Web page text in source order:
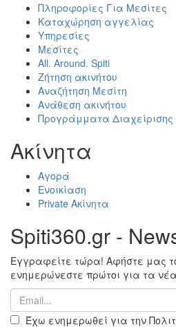
Πληροφορίες Για Μεσίτες
Καταχώρηση αγγελίας
Υπηρεσίες
Μεσίτες
All. Around. Spiti
Ζήτηση ακινήτου
Αναζήτηση Μεσίτη
Ανάθεση ακινήτου
Προγράμματα Διαχείρισης
Ακίνητα
Αγορά
Ενοικίαση
Private Ακίνητα
Spiti360.gr -
Εγγραφείτε τώρα! Αφήστε μας
ενημερώνεστε πρώτοι για τα
Έχω ενημερωθεί για την